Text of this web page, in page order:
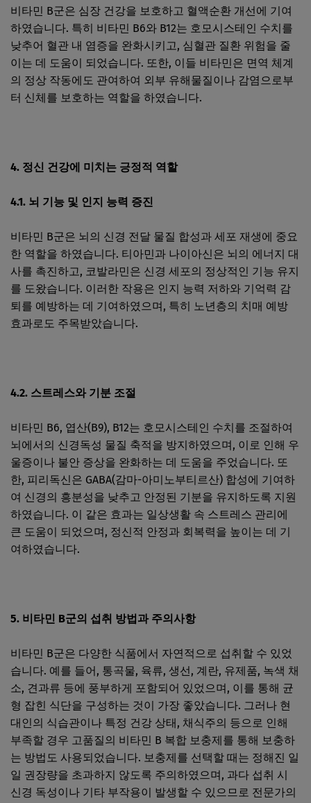
비타민 B군은 심장 건강을 보호하고 혈액순환 개선에 기여
하였습니다. 특히 비타민 B6와 B12는 호모시스테인 수치를
낮추어 혈관 내 염증을 완화시키고, 심혈관 질환 위험을 줄
이는 데 도움이 되었습니다. 또한, 이들 비타민은 면역 체계
의 정상 작동에도 관여하여 외부 유해물질이나 감염으로부
터 신체를 보호하는 역할을 하였습니다.
4. 정신 건강에 미치는 긍정적 역할
4.1. 뇌 기능 및 인지 능력 증진
비타민 B군은 뇌의 신경 전달 물질 합성과 세포 재생에 중요
한 역할을 하였습니다. 티아민과 나이아신은 뇌의 에너지 대
사를 촉진하고, 코발라민은 신경 세포의 정상적인 기능 유지
를 도왔습니다. 이러한 작용은 인지 능력 저하와 기억력 감
퇴를 예방하는 데 기여하였으며, 특히 노년층의 치매 예방
효과로도 주목받았습니다.
4.2. 스트레스와 기분 조절
비타민 B6, 엽산(B9), B12는 호모시스테인 수치를 조절하여
뇌에서의 신경독성 물질 축적을 방지하였으며, 이로 인해 우
울증이나 불안 증상을 완화하는 데 도움을 주었습니다. 또
한, 피리독신은 GABA(감마-아미노부티르산) 합성에 기여하
여 신경의 흥분성을 낮추고 안정된 기분을 유지하도록 지원
하였습니다. 이 같은 효과는 일상생활 속 스트레스 관리에
큰 도움이 되었으며, 정신적 안정과 회복력을 높이는 데 기
여하였습니다.
5. 비타민 B군의 섭취 방법과 주의사항
비타민 B군은 다양한 식품에서 자연적으로 섭취할 수 있었
습니다. 예를 들어, 통곡물, 육류, 생선, 계란, 유제품, 녹색 채
소, 견과류 등에 풍부하게 포함되어 있었으며, 이를 통해 균
형 잡힌 식단을 구성하는 것이 가장 좋았습니다. 그러나 현
대인의 식습관이나 특정 건강 상태, 채식주의 등으로 인해
부족할 경우 고품질의 비타민 B 복합 보충제를 통해 보충하
는 방법도 사용되었습니다. 보충제를 선택할 때는 정해진 일
일 권장량을 초과하지 않도록 주의하였으며, 과다 섭취 시
신경 독성이나 기타 부작용이 발생할 수 있으므로 전문가의